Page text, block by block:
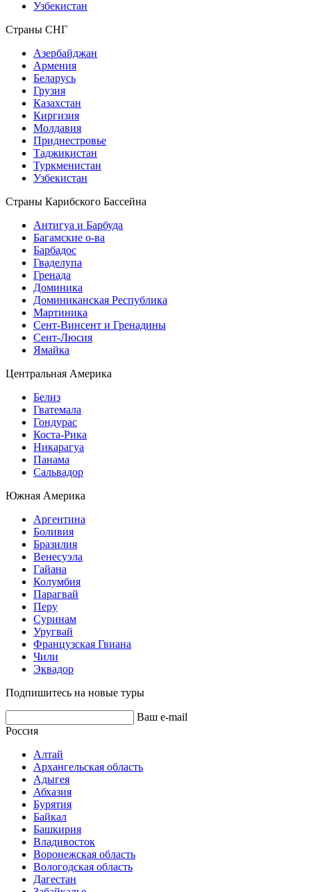
Узбекистан
Страны СНГ
Азербайджан
Армения
Беларусь
Грузия
Казахстан
Киргизия
Молдавия
Приднестровье
Таджикистан
Туркменистан
Узбекистан
Страны Карибского Бассейна
Антигуа и Барбуда
Багамские о-ва
Барбадос
Гваделупа
Гренада
Доминика
Доминиканская Республика
Мартиника
Сент-Винсент и Гренадины
Сент-Люсия
Ямайка
Центральная Америка
Белиз
Гватемала
Гондурас
Коста-Рика
Никарагуа
Панама
Сальвадор
Южная Америка
Аргентина
Боливия
Бразилия
Венесуэла
Гайана
Колумбия
Парагвай
Перу
Суринам
Уругвай
Французская Гвиана
Чили
Эквадор
Подпишитесь на новые туры
Ваш e-mail
Россия
Алтай
Архангельская область
Адыгея
Абхазия
Бурятия
Байкал
Башкирия
Владивосток
Воронежская область
Вологодская область
Дагестан